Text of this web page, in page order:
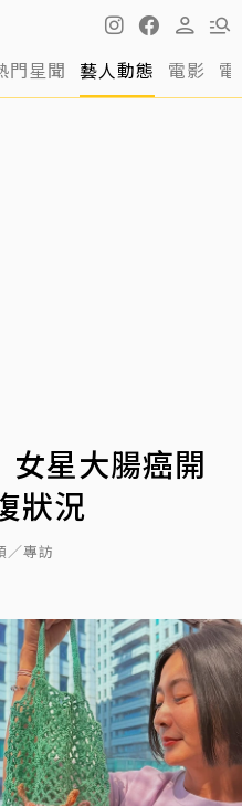
門星聞 藝人動態 電影
星大腸癌開
狀況
／專訪